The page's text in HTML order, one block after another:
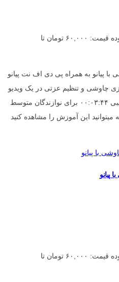
محدوده قیمت: ۶۰,۰۰۰ تومان تا
پیانو به همراه پی دی اف نت پیانو
چاوشی و تنظیم عزتی در یک ویدیو
آموزشی با فرمت MP4 و زمان تقریبی ۰۰:۰۳:۴۴ برای نوازندگان متوسط
میتوانید این آموزش را مشاهده کنید
پیانو
محدوده قیمت: ۶۰,۰۰۰ تومان تا